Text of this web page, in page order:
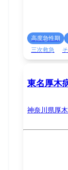
高度急性期
三次救急
東名厚木
神奈川県厚